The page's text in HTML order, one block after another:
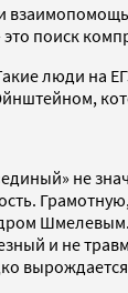
поиск
люди на
не
Шмелевым.
и не